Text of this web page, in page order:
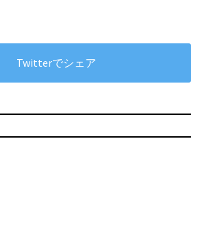
Twitterでシェア